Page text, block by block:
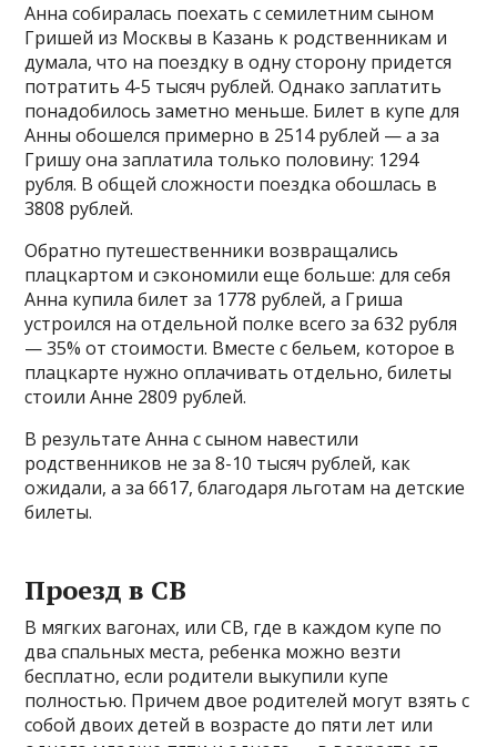
Анна собиралась поехать с семилетним сыном
Гришей из Москвы в Казань к родственникам и
думала, что на поездку в одну сторону придется
потратить 4-5 тысяч рублей. Однако заплатить
понадобилось заметно меньше. Билет в купе для
Анны обошелся примерно в 2514 рублей — а за
Гришу она заплатила только половину: 1294
рубля. В общей сложности поездка обошлась в
3808 рублей.
Обратно путешественники возвращались
плацкартом и сэкономили еще больше: для себя
Анна купила билет за 1778 рублей, а Гриша
устроился на отдельной полке всего за 632 рубля
— 35% от стоимости. Вместе с бельем, которое в
плацкарте нужно оплачивать отдельно, билеты
стоили Анне 2809 рублей.
В результате Анна с сыном навестили
родственников не за 8-10 тысяч рублей, как
ожидали, а за 6617, благодаря льготам на детские
билеты.
Проезд в СВ
В мягких вагонах, или СВ, где в каждом купе по
два спальных места, ребенка можно везти
бесплатно, если родители выкупили купе
полностью. Причем двое родителей могут взять с
собой двоих детей в возрасте до пяти лет или